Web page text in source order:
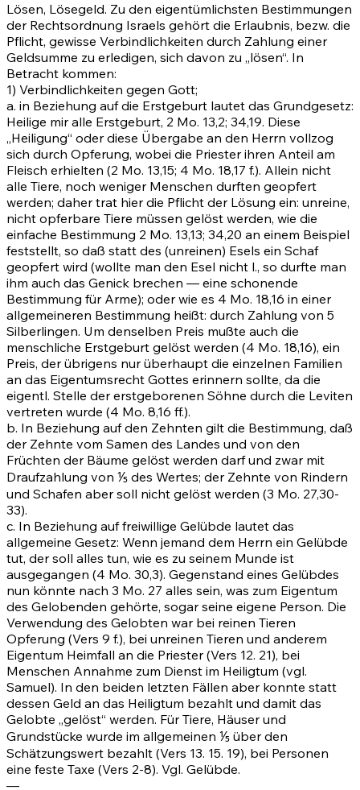
Lösen, Lösegeld. Zu den eigentümlichsten Bestimmungen
der Rechtsordnung Israels gehört die Erlaubnis, bezw. die
Pflicht, gewisse Verbindlichkeiten durch Zahlung einer
Geldsumme zu erledigen, sich davon zu „lösen“. In
Betracht kommen:
1) Verbindlichkeiten gegen Gott;
a. in Beziehung auf die Erstgeburt lautet das Grundgesetz:
Heilige mir alle Erstgeburt, 2 Mo. 13,2; 34,19. Diese
„Heiligung“ oder diese Übergabe an den Herrn vollzog
sich durch Opferung, wobei die Priester ihren Anteil am
Fleisch erhielten (2 Mo. 13,15; 4 Mo. 18,17 f.). Allein nicht
alle Tiere, noch weniger Menschen durften geopfert
werden; daher trat hier die Pflicht der Lösung ein: unreine,
nicht opferbare Tiere müssen gelöst werden, wie die
einfache Bestimmung 2 Mo. 13,13; 34,20 an einem Beispiel
feststellt, so daß statt des (unreinen) Esels ein Schaf
geopfert wird (wollte man den Esel nicht l., so durfte man
ihm auch das Genick brechen — eine schonende
Bestimmung für Arme); oder wie es 4 Mo. 18,16 in einer
allgemeineren Bestimmung heißt: durch Zahlung von 5
Silberlingen. Um denselben Preis mußte auch die
menschliche Erstgeburt gelöst werden (4 Mo. 18,16), ein
Preis, der übrigens nur überhaupt die einzelnen Familien
an das Eigentumsrecht Gottes erinnern sollte, da die
eigentl. Stelle der erstgeborenen Söhne durch die Leviten
vertreten wurde (4 Mo. 8,16 ff.).
b. In Beziehung auf den Zehnten gilt die Bestimmung, daß
der Zehnte vom Samen des Landes und von den
Früchten der Bäume gelöst werden darf und zwar mit
Draufzahlung von ⅕ des Wertes; der Zehnte von Rindern
und Schafen aber soll nicht gelöst werden (3 Mo. 27,30-
33).
c. In Beziehung auf freiwillige Gelübde lautet das
allgemeine Gesetz: Wenn jemand dem Herrn ein Gelübde
tut, der soll alles tun, wie es zu seinem Munde ist
ausgegangen (4 Mo. 30,3). Gegenstand eines Gelübdes
nun könnte nach 3 Mo. 27 alles sein, was zum Eigentum
des Gelobenden gehörte, sogar seine eigene Person. Die
Verwendung des Gelobten war bei reinen Tieren
Opferung (Vers 9 f.), bei unreinen Tieren und anderem
Eigentum Heimfall an die Priester (Vers 12. 21), bei
Menschen Annahme zum Dienst im Heiligtum (vgl.
Samuel). In den beiden letzten Fällen aber konnte statt
dessen Geld an das Heiligtum bezahlt und damit das
Gelobte „gelöst“ werden. Für Tiere, Häuser und
Grundstücke wurde im allgemeinen ⅕ über den
Schätzungswert bezahlt (Vers 13. 15. 19), bei Personen
eine feste Taxe (Vers 2-8). Vgl. Gelübde.
—